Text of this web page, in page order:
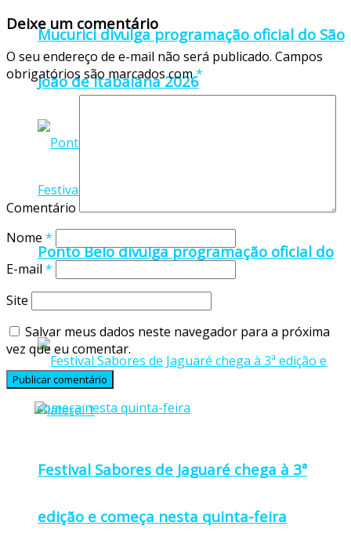
Mucurici divulga programação oficial do São
João de Itabaiana 2026
Ponto Belo divulga programação oficial do
Festival da Morena 2026
Festival Sabores de Jaguaré chega à 3ª
edição e começa nesta quinta-feira
Deixe um comentário
O seu endereço de e-mail não será publicado. Campos
obrigatórios são marcados com*
Comentário
Nome *
E-mail *
Site
Salvar meus dados neste navegador para a próxima
vez que eu comentar.